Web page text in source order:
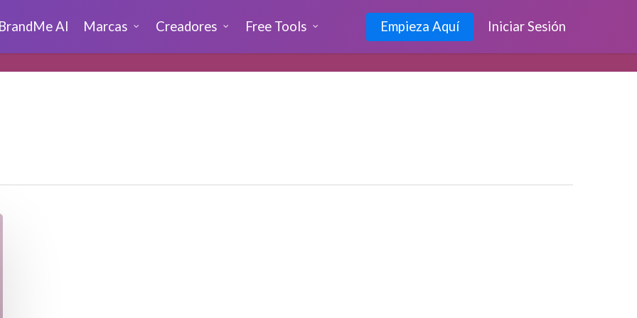
BrandMe AI Marcas Creadores Free Tools Empieza Aquí Iniciar Sesión